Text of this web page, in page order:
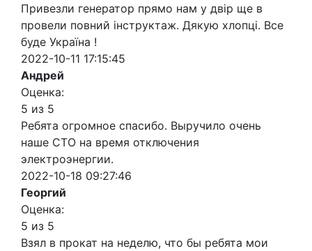
Привезли генератор прямо нам у двір ще в
провели повний інструктаж. Дякую хлопці. Все
буде Україна !
2022-10-11 17:15:45
Андрей
Оценка:
5 из 5
Ребята огромное спасибо. Выручило очень
наше СТО на время отключения
электроэнергии.
2022-10-18 09:27:46
Георгий
Оценка:
5 из 5
Взял в прокат на неделю, что бы ребята мои